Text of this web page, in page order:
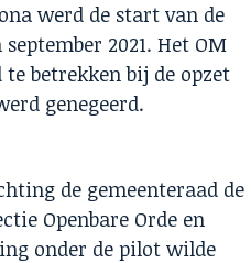
werd de start van de
2021. Het OM
betrekken bij de opzet
genegeerd.
de gemeenteraad de
Openbare Orde en
onder de pilot wilde